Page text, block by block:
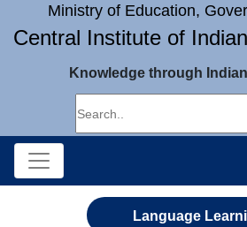
Ministry of Education,
Central Institute of
Knowledge through
Language